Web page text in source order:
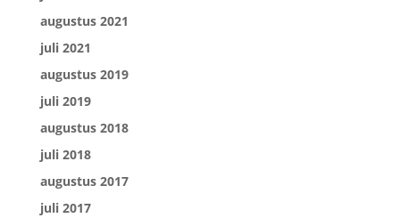
augustus 2021
juli 2021
augustus 2019
juli 2019
augustus 2018
juli 2018
augustus 2017
juli 2017